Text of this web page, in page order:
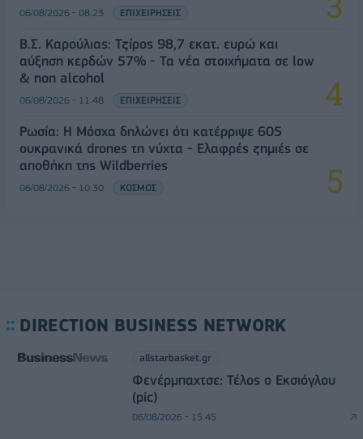
06/08/2026 - 08:23 ΕΠΙΧΕΙΡΗΣΕΙΣ
Β.Σ. Καρούλιας: Τζίρος 98,7 εκατ. ευρώ και
αύξηση κερδών 57% - Τα νέα στοιχήματα σε low
& non alcohol
06/08/2026 - 11:48 ΕΠΙΧΕΙΡΗΣΕΙΣ
Ρωσία: Η Μόσχα δηλώνει ότι κατέρριψε 605
ουκρανικά drones τη νύχτα - Ελαφρές ζημιές σε
αποθήκη της Wildberries
06/08/2026 - 10:30 ΚΟΣΜΟΣ
DIRECTION BUSINESS NETWORK
allstarbasket.gr
Φενέρμπαχτσε: Τέλος ο Εκσιόγλου
(pic)
06/08/2026 - 15:45